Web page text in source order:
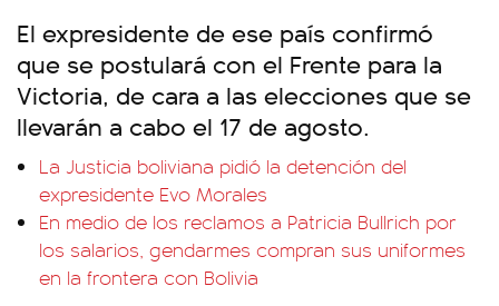
El expresidente de ese país confirmó
que se postulará con el Frente para la
Victoria, de cara a las elecciones que se
llevarán a cabo el 17 de agosto.
La Justicia boliviana pidió la detención del
expresidente Evo Morales
En medio de los reclamos a Patricia Bullrich por
los salarios, gendarmes compran sus uniformes
en la frontera con Bolivia